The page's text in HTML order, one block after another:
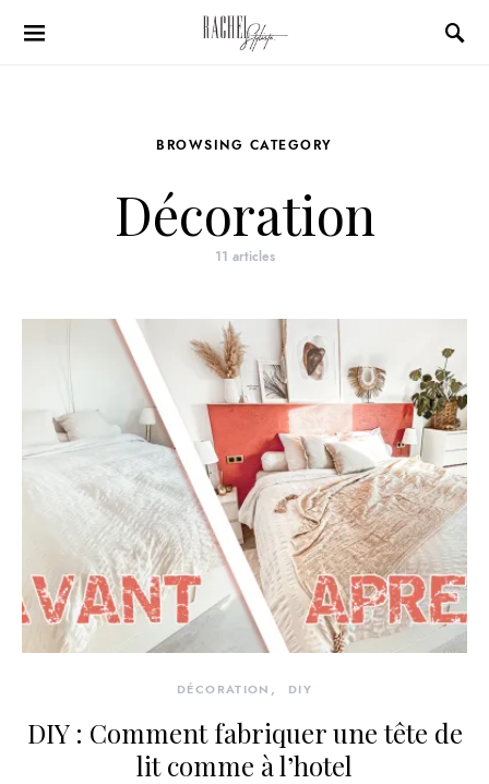
Search for:
BROWSING CATEGORY
Décoration
11 articles
DÉCORATION DIY
DIY : Comment fabriquer une tête de
lit comme à l’hotel